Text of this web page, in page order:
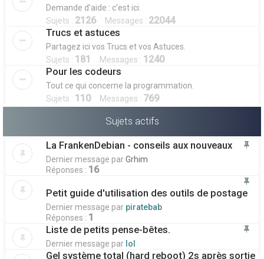
Demande d'aide : c'est ici.
Sujets : 2126Messages : 22044
Trucs et astuces
Partagez ici vos Trucs et vos Astuces.
Sujets : 181 Messages : 1240
Pour les codeurs
Tout ce qui concerne la programmation.
Sujets : 110Messages : 769
Sujets actifs
La FrankenDebian - conseils aux nouveaux
Dernier message parGrhim
Réponses : 16
Petit guide d'utilisation des outils de postage
Dernier message par piratebab
Réponses : 1
Liste de petits pense-bêtes.
Dernier message par lol
Gel système total (hard reboot) 2s après sortie